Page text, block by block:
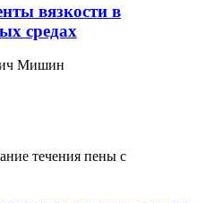
вязкости в
средах
Мишин